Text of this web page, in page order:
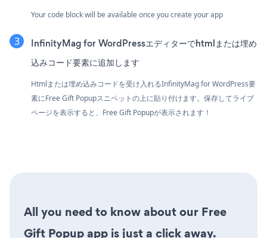
Your code block will be available once you create your app
InfinityMag for WordPressエディターでhtmlまたは埋め
込みコード要素に追加します
Htmlまたは埋め込みコードを受け入れるInfinityMag for WordPress要
素にFree Gift Popupスニペットの上に貼り付けます。保存してライブ
ページを表示すると、Free Gift Popupが表示されます！
All you need to know about our Free
Gift Popup app is just a click away.